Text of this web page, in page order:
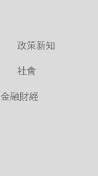
政策新知
社會
金融財經